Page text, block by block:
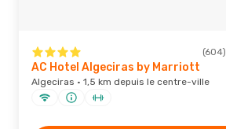
(604)
AC Hotel Algeciras by Marriott
Algeciras · 1,5 km depuis le centre-ville